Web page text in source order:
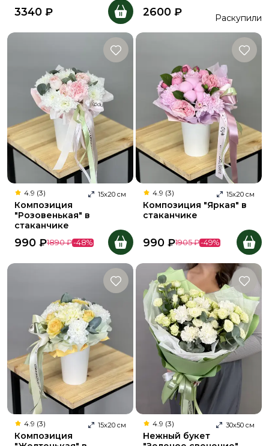
3340 ₽ 2600 ₽ Раскупили
4.9 (3) 15х20 см
Композиция
"Розовенькая" в
стаканчике
990 ₽1890 ₽-48%
4.9 (3) 15х20 см
Композиция "Яркая" в
стаканчике
990 ₽1905 ₽-49%
4.9 (3) 15х20 см
Композиция
4.9 (3) 30х50 см
Нежный букет